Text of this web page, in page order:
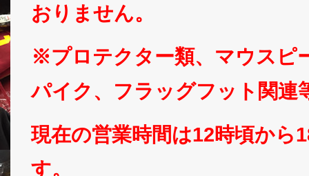
おりません。
※プロテクター類、マウスピ
パイク、フラッグフット関連
現在の営業時間は12時頃から
す。